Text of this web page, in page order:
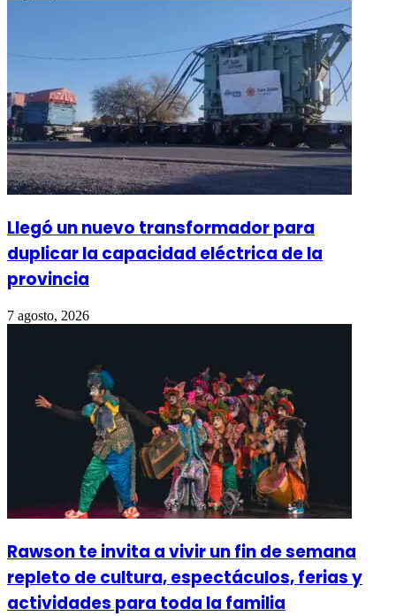
Llegó un nuevo transformador para
duplicar la capacidad eléctrica de la
provincia
7 agosto, 2026
Rawson te invita a vivir un fin de semana
repleto de cultura, espectáculos, ferias y
actividades para toda la familia